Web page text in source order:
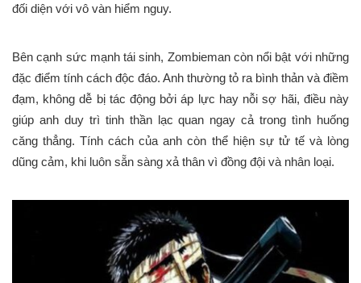
đối diện với vô vàn hiểm nguy.
Bên cạnh sức mạnh tái sinh, Zombieman còn nổi bật với những
đặc điểm tính cách độc đáo. Anh thường tỏ ra bình thản và điềm
đạm, không dễ bị tác động bởi áp lực hay nỗi sợ hãi, điều này
giúp anh duy trì tinh thần lạc quan ngay cả trong tình huống
căng thẳng. Tính cách của anh còn thể hiện sự tử tế và lòng
dũng cảm, khi luôn sẵn sàng xả thân vì đồng đội và nhân loại.